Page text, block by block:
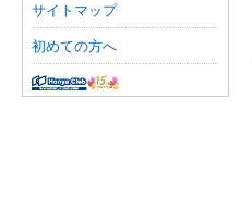
サイトマップ
初めての方へ